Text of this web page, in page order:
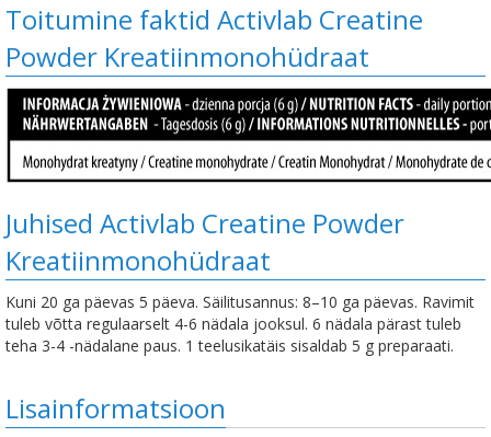
Toitumine faktid Activlab Creatine
Powder Kreatiinmonohüdraat
Juhised Activlab Creatine Powder
Kreatiinmonohüdraat
Kuni 20 ga päevas 5 päeva. Säilitusannus: 8–10 ga päevas. Ravimit
tuleb võtta regulaarselt 4-6 nädala jooksul. 6 nädala pärast tuleb
teha 3-4 -nädalane paus. 1 teelusikatäis sisaldab 5 g preparaati.
Lisainformatsioon